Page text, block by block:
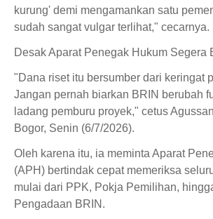
kurung' demi mengamankan satu
sudah sangat vulgar terlihat," cecarnya.
Desak Aparat Penegak Hukum Segera
"Dana riset itu bersumber dari keringat
Jangan pernah biarkan BRIN berubah
ladang pemburu proyek," cetus
Bogor, Senin (6/7/2026).
Oleh karena itu, ia meminta Aparat
(APH) bertindak cepat memeriksa
mulai dari PPK, Pokja Pemilihan,
Pengadaan BRIN.